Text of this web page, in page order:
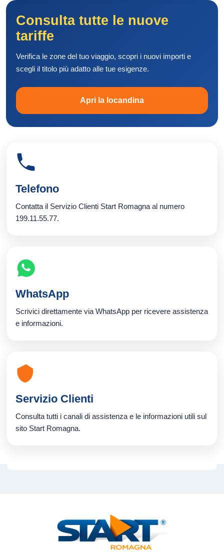
Consulta tutte le nuove
tariffe
Verifica le zone del tuo viaggio, scopri i nuovi importi e
scegli il titolo più adatto alle tue esigenze.
Apri la locandina
Telefono
Contatta il Servizio Clienti Start Romagna al numero
199.11.55.77.
WhatsApp
Scrivici direttamente via WhatsApp per ricevere assistenza
e informazioni.
Servizio Clienti
Consulta tutti i canali di assistenza e le informazioni utili sul
sito Start Romagna.